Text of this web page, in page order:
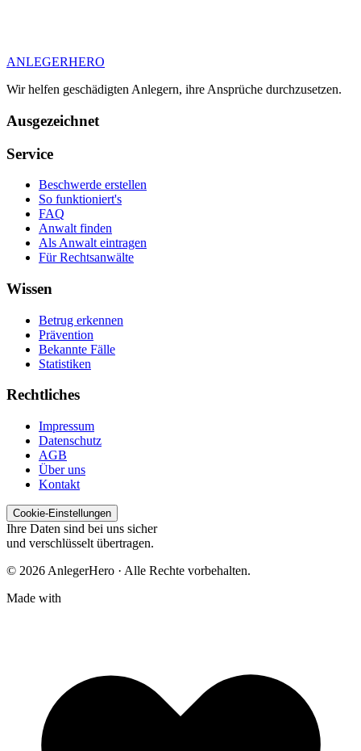
ANLEGERHERO
Wir helfen geschädigten Anlegern, ihre Ansprüche durchzusetzen.
Ausgezeichnet
Service
Beschwerde erstellen
So funktioniert's
FAQ
Anwalt finden
Als Anwalt eintragen
Für Rechtsanwälte
Wissen
Betrug erkennen
Prävention
Bekannte Fälle
Statistiken
Rechtliches
Impressum
Datenschutz
AGB
Über uns
Kontakt
Cookie-Einstellungen
Ihre Daten sind bei uns sicher
und verschlüsselt übertragen.
© 2026 AnlegerHero · Alle Rechte vorbehalten.
Made with